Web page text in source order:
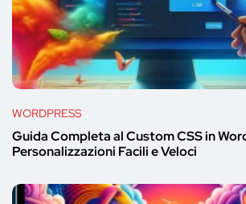
WORDPRESS
Guida Completa al Custom CSS in
Personalizzazioni Facili e Veloci